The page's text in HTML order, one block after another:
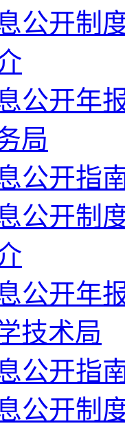
公开制
公开年
局
公开指
公开制
公开年
技术局
公开指
公开制